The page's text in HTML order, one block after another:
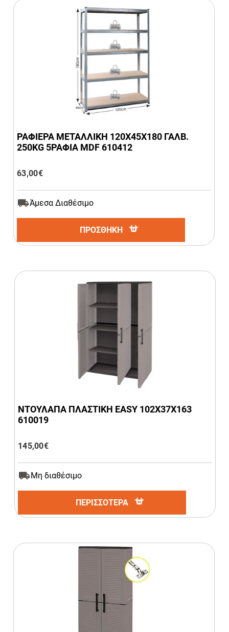
ΡΑΦΙΕΡΑ ΜΕΤΑΛΛΙΚΗ 120Χ45Χ180 ΓΑΛΒ.
250KG 5ΡΑΦΙΑ MDF 610412
63,00€
Άμεσα Διαθέσιμο
ΠΡΟΣΘΗΚΗ
ΝΤΟΥΛΑΠΑ ΠΛΑΣΤΙΚΗ EASY 102Χ37Χ163
610019
145,00€
Μη διαθέσιμο
ΠΕΡΙΣΣΟΤΕΡΑ